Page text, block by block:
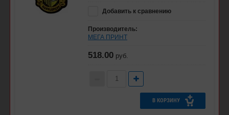
Добавить к сравнению
Производитель:
МЕГА ПРИНТ
518.00 руб.
В КОРЗИНУ